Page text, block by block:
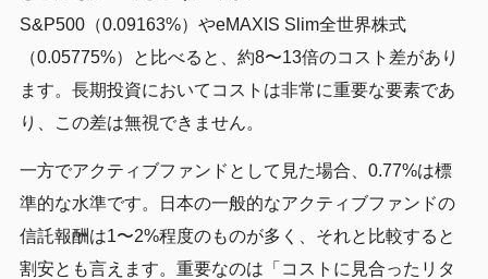
S&P500（0.09163%）やeMAXIS Slim全世界株式
（0.05775%）と比べると、約8〜13倍のコスト差があり
ます。長期投資においてコストは非常に重要な要素であ
り、この差は無視できません。
一方でアクティブファンドとして見た場合、0.77%は標
準的な水準です。日本の一般的なアクティブファンドの
信託報酬は1〜2%程度のものが多く、それと比較すると
割安とも言えます。重要なのは「コストに見合ったリタ